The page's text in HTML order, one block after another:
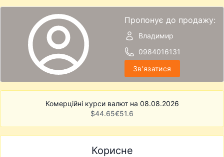
Пропонує до продажу:
Владимир
0984016131
Звʼязатися
Комерційні курси валют на 08.08.2026
$44.65€51.6
Корисне